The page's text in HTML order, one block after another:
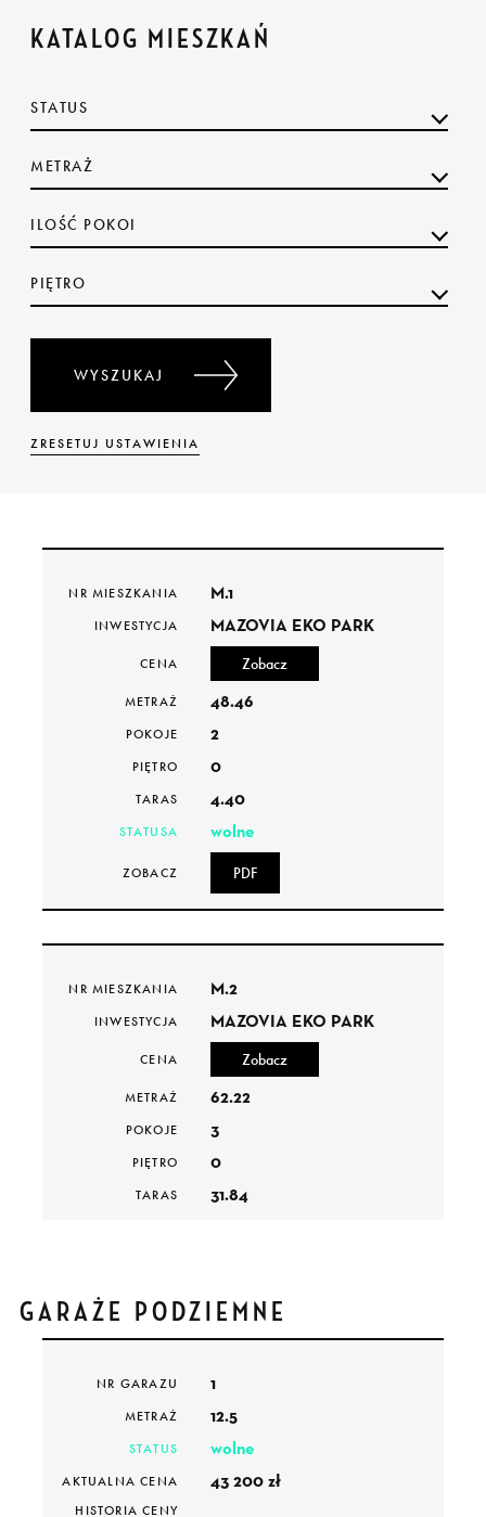
KATALOG MIESZKAŃ
STATUS
METRAŻ
ILOŚĆ POKOI
PIĘTRO
WYSZUKAJ
ZRESETUJ USTAWIENIA
NR MIESZKANIA M.1
INWESTYCJA MAZOVIA EKO PARK
CENA Zobacz
METRAŻ 48.46
POKOJE 2
PIĘTRO 0
TARAS 4.40
STATUSA wolne
ZOBACZ PDF
NR MIESZKANIA M.2
INWESTYCJA MAZOVIA EKO PARK
CENA Zobacz
METRAŻ 62.22
POKOJE 3
PIĘTRO 0
TARAS 31.84
NR MIESZKANIA M.3
INWESTYCJA MAZOVIA EKO PARK
CENA Zobacz
METRAŻ 59.49
GARAŻE PODZIEMNE
NR GARAZU 1
METRAŻ 12.5
STATUS wolne
AKTUALNA CENA 43 200 zł
HISTORIA CENY